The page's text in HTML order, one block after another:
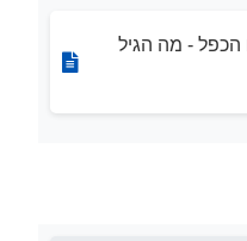
הכפל - מה הגיל